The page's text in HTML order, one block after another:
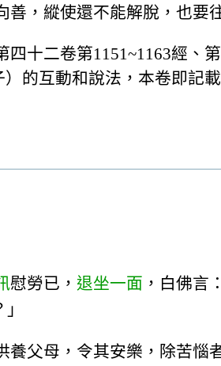
，縱使還不能解脫，也要
十二卷第1151~1163經、
的互動和說法，本卷即記
慰勞已， 退坐一面 ，白佛言
」
養父母，令其安樂，除苦惱